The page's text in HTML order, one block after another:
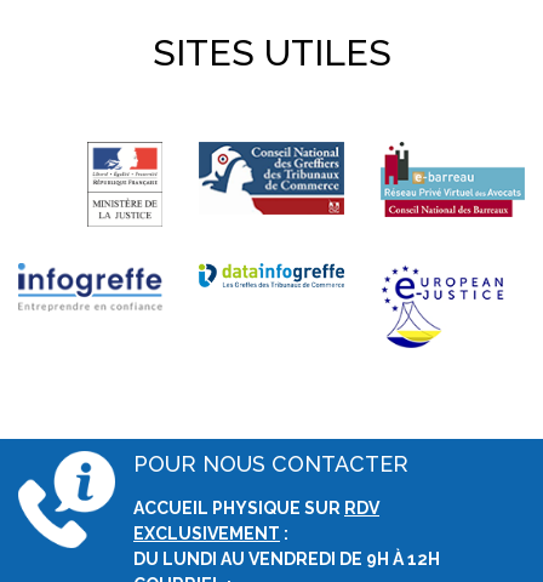
SITES UTILES
POUR NOUS CONTACTER
ACCUEIL PHYSIQUE SUR RDV
EXCLUSIVEMENT :
DU LUNDI AU VENDREDI DE 9H À 12H